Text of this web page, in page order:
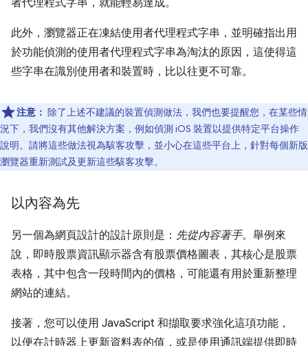
者代理程式字串，就能輕易達成。
此外，瀏覽器正在凍結使用者代理程式字串，並明確指出用
於功能偵測的使用者代理程式字串為淘汰的原因，這使得這
些字串在識別使用者和裝置時，比以往更不可靠。
注意： 除了上述不建議的裝置偵測做法，我們也要提醒您，在某些情
況下，我們沒有其他解決方案，例如偵測 iOS 裝置以提供特定平台操作
說明。請將這些做法視為駭客攻擊，並小心在這些平台上，針對每個新版
瀏覽器重新測試及更新這些駭客攻擊。
以內容為先
另一個為網頁設計的設計原則是： 先從內容著手。舉例來
說，即時股票資訊顯示器含有股票價格圖表，其核心是股票
表格，其中包含一段時間內的價格，可能還有用於重新整理
網站的連結。
接著，您可以使用 JavaScript 和擷取要求強化這項功能，
以便在計時器上更新資料表的值，或是使用通訊端提供即時